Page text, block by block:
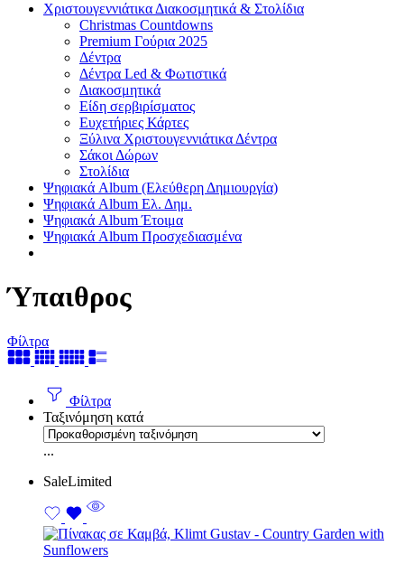
Χριστουγεννιάτικα Διακοσμητικά & Στολίδια
Christmas Countdowns
Premium Γούρια 2025
Δέντρα
Δέντρα Led & Φωτιστικά
Διακοσμητικά
Είδη σερβιρίσματος
Ευχετήριες Κάρτες
Ξύλινα Χριστουγεννιάτικα Δέντρα
Σάκοι Δώρων
Στολίδια
Ψηφιακά Album (Ελεύθερη Δημιουργία)
Ψηφιακά Album Ελ. Δημ.
Ψηφιακά Album Έτοιμα
Ψηφιακά Album Προσχεδιασμένα
Ύπαιθρος
Φίλτρα
Φίλτρα
Ταξινόμηση κατά
...
SaleLimited